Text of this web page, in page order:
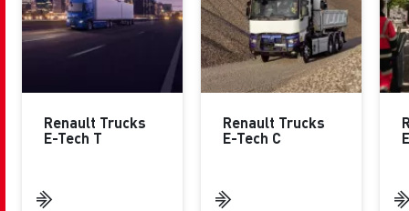
Renault Trucks
E-Tech T
Renault Trucks
E-Tech C